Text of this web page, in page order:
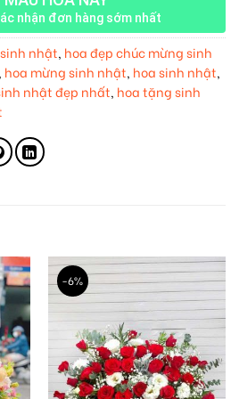
nhận đơn hàng sớm nhất
nhật, hoa đẹp chúc mừng sinh
hoa mừng sinh nhật, hoa sinh nhật,
nhật đẹp nhất, hoa tặng sinh
-6%